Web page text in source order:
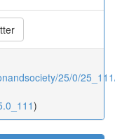
25/0/
)